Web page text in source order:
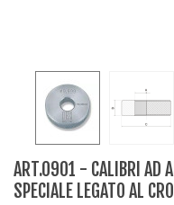
ART.0901 - CALIBRI AD
SPECIALE LEGATO AL